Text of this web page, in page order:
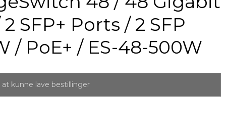
SFP+ Ports / 2 SFP
/ PoE+ / ES-48-500W
kunne lave bestillinger